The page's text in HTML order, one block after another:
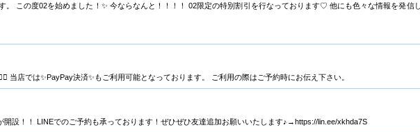
。 この度02を始めました！✨ 今ならなんと！！！！ 02限定の特別割引を行なっております♡ 他にも色々な情報を発信
当店では✨PayPay決済✨もご利用可能となっております。 ご利用の際はご予約時にお伝え下さい。
設！！ LINEでのご予約も承っております！ぜひぜひ友達追加お願いいたします♪→https://lin.ee/xkhda7S